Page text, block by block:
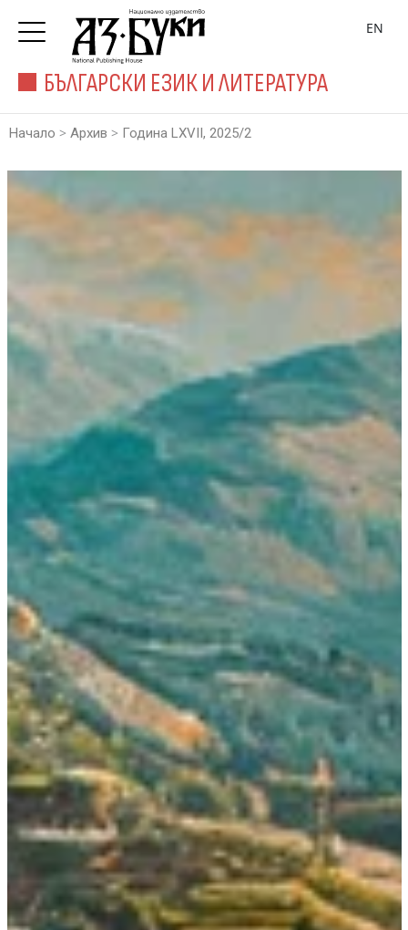
БЪЛГАРСКИ ЕЗИК И ЛИТЕРАТУРА
EN
Начало > Архив > Година LXVII, 2025/2